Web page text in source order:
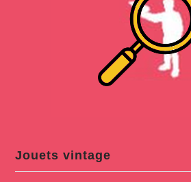
Jouets vintage